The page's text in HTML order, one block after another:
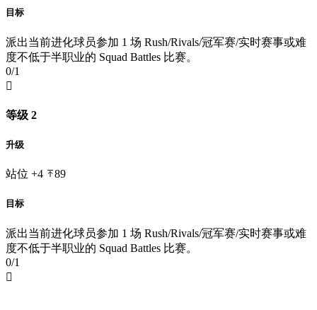
目标
派出当前进化球员参加 1 场 Rush/Rivals/冠军赛/实时赛事或难
度不低于半职业的 Squad Battles 比赛。
0/1

等级 2
升级
站位 +4 89
目标
派出当前进化球员参加 1 场 Rush/Rivals/冠军赛/实时赛事或难
度不低于半职业的 Squad Battles 比赛。
0/1
